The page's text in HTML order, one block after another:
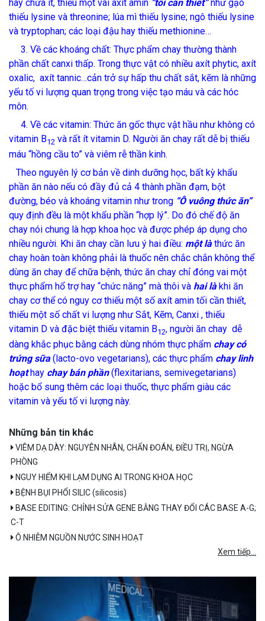
hay chứa ít, thiếu một vài axít amin “tối cần thiết” như gạo
thiếu lysine và threonine; lúa mì thiếu lysine; ngô thiếu lysine
và tryptophan; các loại đậu hay thiếu methionine…
3. Về các khoáng chất: Thực phẩm chay thường thành
phần chất canxi thấp. Trong thực vật có nhiều axít phytic, axít
oxalic, axít tannic…cản trở sự hấp thu chất sắt, kẽm là những
yếu tố vi lượng quan trọng trong việc tạo máu và các hóc
môn.
4. Về các vitamin: Thức ăn gốc thực vật hầu như không có
vitamin B12 và rất ít vitamin D. Người ăn chay rất dễ bị thiếu
máu “hồng cầu to” và viêm rễ thần kinh.
Theo nguyên lý cơ bản về dinh dưỡng học, bất kỳ khẩu
phần ăn nào nếu có đầy đủ cả 4 thành phần đạm, bột
đường, béo và khoáng vitamin như trong “Ô vuông thức ăn”
quy định đều là một khẩu phần “hợp lý”. Do đó chế độ ăn
chay nói chung là hợp khoa học và được phép áp dụng cho
nhiều người. Khi ăn chay cần lưu ý hai điều: một làthức ăn
chay hoàn toàn không phải là thuốc nên chắc chắn không thể
dùng ăn chay để chữa bệnh, thức ăn chay chỉ đóng vai một
thực phẩm hổ trợ hay “chức năng” mà thôi và hai làkhi ăn
chay cơ thể có nguy cơ thiếu một số axít amin tối cần thiết,
thiếu một số chất vi lượng như Sắt, Kẽm, Canxi , thiếu
vitamin D và đặc biệt thiếu vitamin B12, người ăn chay dễ
dàng khắc phục bằng cách dùng nhóm thực phẩm chay có
trứng sữa(lacto-ovo vegetarians), các thực phẩm chay linh
hoạt hay chay bán phần(flexitarians, semivegetarians)
hoặc bổ sung thêm các loại thuốc, thực phẩm giàu các
vitamin và yếu tố vi lượng này.
Những bản tin khác
VIÊM DẠ DÀY: NGUYÊN NHÂN, CHẨN ĐOÁN, ĐIỀU TRỊ, NGỪA
PHÒNG
NGUY HIỂM KHI LẠM DỤNG AI TRONG KHOA HỌC
BỆNH BỤI PHỔI SILIC (silicosis)
BASE EDITING: CHỈNH SỬA GENE BẰNG THAY ĐỔI CÁC BASE A-G;
C-T
Ô NHIỄM NGUỒN NƯỚC SINH HOẠT
Xem tiếp...